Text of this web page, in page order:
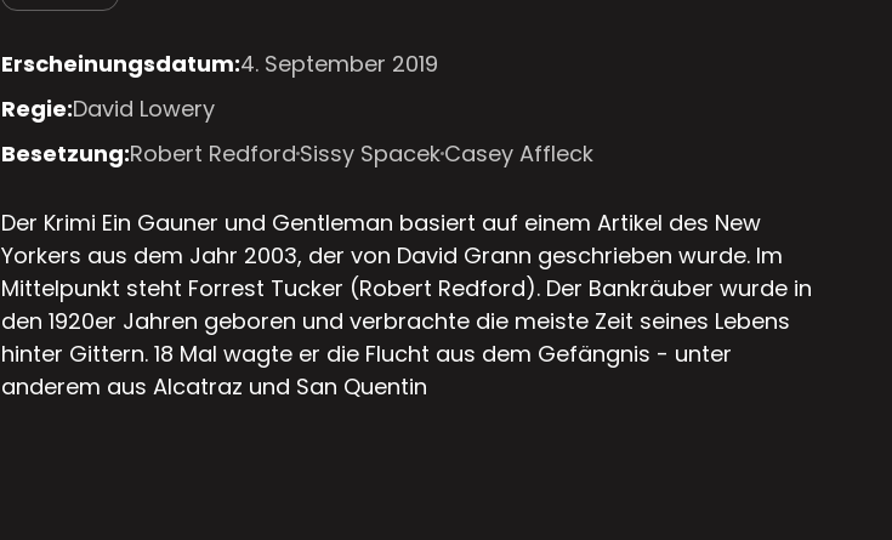
Erscheinungsdatum:4. September 2019
Regie:David Lowery
Besetzung:Robert RedfordSissy SpacekCasey Affleck
Der Krimi Ein Gauner und Gentleman basiert auf einem Artikel des New
Yorkers aus dem Jahr 2003, der von David Grann geschrieben wurde. Im
Mittelpunkt steht Forrest Tucker (Robert Redford). Der Bankräuber wurde in
den 1920er Jahren geboren und verbrachte die meiste Zeit seines Lebens
hinter Gittern. 18 Mal wagte er die Flucht aus dem Gefängnis - unter
anderem aus Alcatraz und San Quentin